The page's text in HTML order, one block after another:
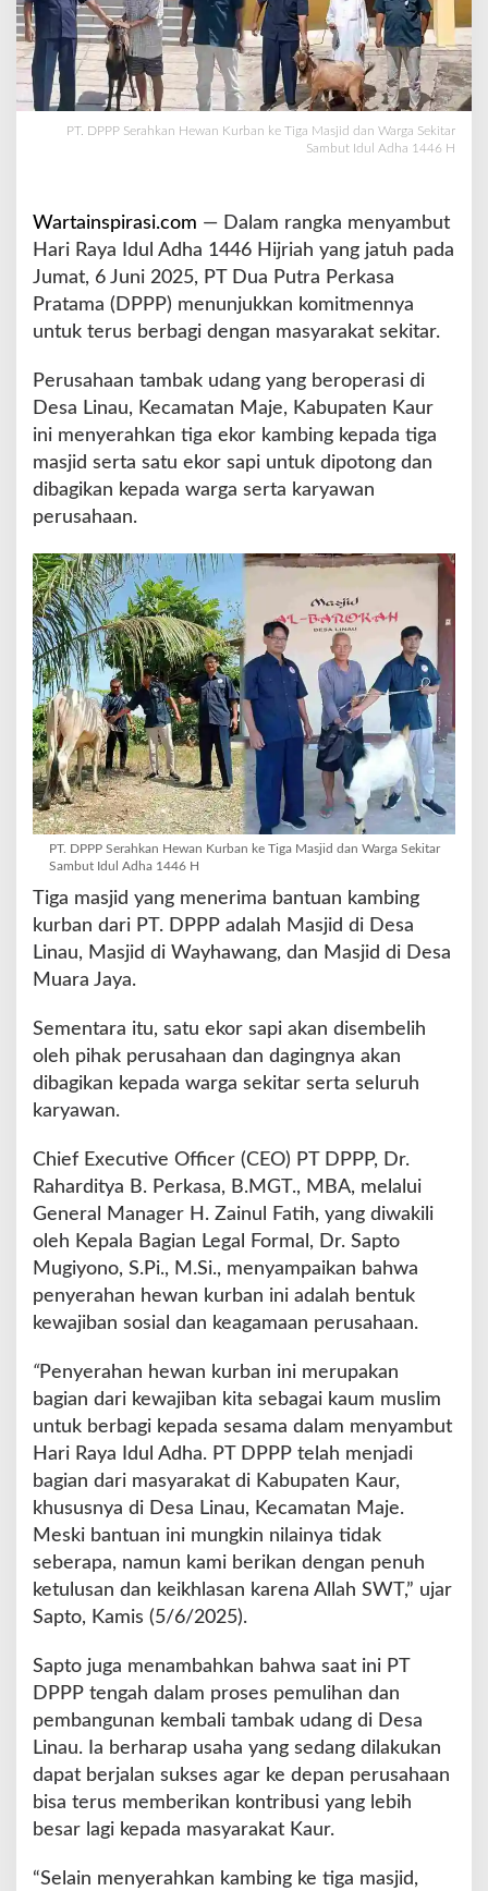
a
n
r
b
T
i
g
a
a
j
i
d
a
n
r
S
e
b
I
d
u
h
a
1
H
PT. DPPP Serahkan Hewan Kurban ke Tiga Masjid dan Warga Sekitar
Sambut Idul Adha 1446 H
Wartainspirasi.com — Dalam rangka menyambut
Hari Raya Idul Adha 1446 Hijriah yang jatuh pada
Jumat, 6 Juni 2025, PT Dua Putra Perkasa
Pratama (DPPP) menunjukkan komitmennya
untuk terus berbagi dengan masyarakat sekitar.
Perusahaan tambak udang yang beroperasi di
Desa Linau, Kecamatan Maje, Kabupaten Kaur
ini menyerahkan tiga ekor kambing kepada tiga
masjid serta satu ekor sapi untuk dipotong dan
dibagikan kepada warga serta karyawan
perusahaan.
PT. DPPP Serahkan Hewan Kurban ke Tiga Masjid dan Warga Sekitar
Sambut Idul Adha 1446 H
Tiga masjid yang menerima bantuan kambing
kurban dari PT. DPPP adalah Masjid di Desa
Linau, Masjid di Wayhawang, dan Masjid di Desa
Muara Jaya.
Sementara itu, satu ekor sapi akan disembelih
oleh pihak perusahaan dan dagingnya akan
dibagikan kepada warga sekitar serta seluruh
karyawan.
Chief Executive Officer (CEO) PT DPPP, Dr.
Raharditya B. Perkasa, B.MGT., MBA, melalui
General Manager H. Zainul Fatih, yang diwakili
oleh Kepala Bagian Legal Formal, Dr. Sapto
Mugiyono, S.Pi., M.Si., menyampaikan bahwa
penyerahan hewan kurban ini adalah bentuk
kewajiban sosial dan keagamaan perusahaan.
“Penyerahan hewan kurban ini merupakan
bagian dari kewajiban kita sebagai kaum muslim
untuk berbagi kepada sesama dalam menyambut
Hari Raya Idul Adha. PT DPPP telah menjadi
bagian dari masyarakat di Kabupaten Kaur,
khususnya di Desa Linau, Kecamatan Maje.
Meski bantuan ini mungkin nilainya tidak
seberapa, namun kami berikan dengan penuh
ketulusan dan keikhlasan karena Allah SWT,” ujar
Sapto, Kamis (5/6/2025).
Sapto juga menambahkan bahwa saat ini PT
DPPP tengah dalam proses pemulihan dan
pembangunan kembali tambak udang di Desa
Linau. Ia berharap usaha yang sedang dilakukan
dapat berjalan sukses agar ke depan perusahaan
bisa terus memberikan kontribusi yang lebih
besar lagi kepada masyarakat Kaur.
“Selain menyerahkan kambing ke tiga masjid,